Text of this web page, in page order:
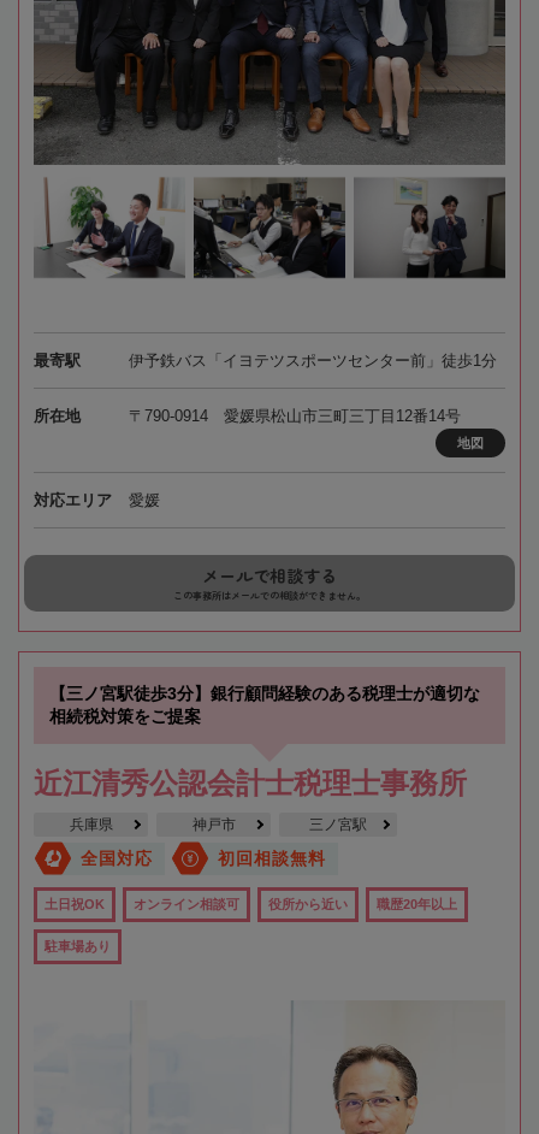
最寄駅 伊予鉄バス「イヨテツスポーツセンター前」徒歩1分
所在地 〒790-0914 愛媛県松山市三町三丁目12番14号
地図
対応エリア 愛媛
メールで相談する
この事務所はメールでの相談ができません。
【三ノ宮駅徒歩3分】銀行顧問経験のある税理士が適切な
相続税対策をご提案
近江清秀公認会計士税理士事務所
兵庫県 神戸市 三ノ宮駅
全国対応 初回相談無料
土日祝OK オンライン相談可 役所から近い 職歴20年以上
駐車場あり